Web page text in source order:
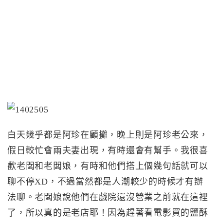
白天幾乎都是阿珍在顧攤，晚上則是阿珍老公來，
假日較忙會兩夫妻出現，有時還會有幫手。我很喜
歡老闆和老闆娘，有時和他們搭上個幾句話就可以
聊不停XD，不過當然都是人潮較少的時候才有辦
法聊。老闆娘說他們在戲院還沒營業之前就在這裡
了，所以真的是老店耶！因為趕著看電影買的鹽酥